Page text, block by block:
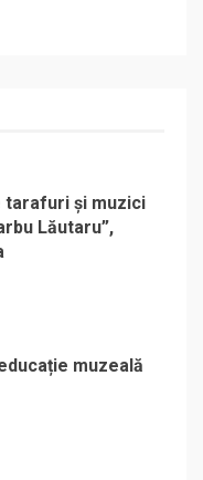
tarafuri și muzici
Lăutaru”,
muzeală